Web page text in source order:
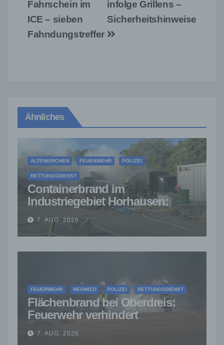
infolge Grillens –
Sicherheitshinweise
Fahrschein im
ICE – sieben
Fahndungstreffer
Ähnliches
ALTENKIRCHEN FEUERWEHR POLIZEI
RETTUNGSDIENST
Containerbrand im
Industriegebiet Horhausen:
Feuerwehr verhindert weitere
Ausbreitung
7. AUG. 2026
FEUERWEHR NEUWIED POLIZEI RETTUNGSDIENST
Flächenbrand bei Oberdreis:
Feuerwehr verhindert
Übergreifen auf Waldgebiet
7. AUG. 2026